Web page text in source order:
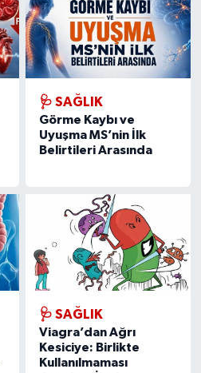
🩺 SAĞLIK
Görme Kaybı ve
Uyuşma MS’nin İlk
Belirtileri Arasında
🩺 SAĞLIK
Viagra’dan Ağrı
Kesiciye: Birlikte
Kullanılmaması